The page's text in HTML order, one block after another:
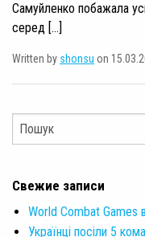
Самуйленко побажала
серед […]
Written by shonsu on
Свежие записи
World Combat Games
Українці посіли 5